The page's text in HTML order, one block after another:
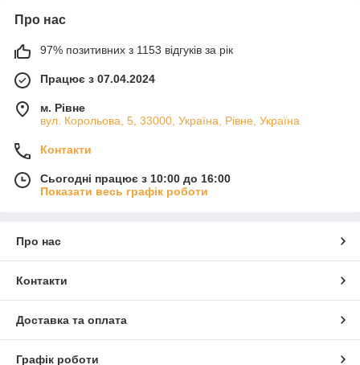
Про нас
97% позитивних з 1153 відгуків за рік
Працює з 07.04.2024
м. Рівне
вул. Корольова, 5, 33000, Україна, Рівне, Україна
Контакти
Сьогодні працює з 10:00 до 16:00
Показати весь графік роботи
Про нас
Контакти
Доставка та оплата
Графік роботи